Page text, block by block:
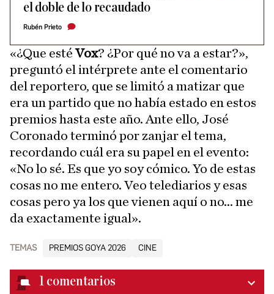
el doble de lo recaudado
Rubén Prieto
«¿Que estéVox? ¿Por qué no va a estar?»,
preguntó el intérprete ante el comentario
del reportero, que se limitó a matizar que
era un partido que no había estado en estos
premios hasta este año. Ante ello, José
Coronado terminó por zanjar el tema,
recordando cuál era su papel en el evento:
«No lo sé. Es que yo soy cómico. Yo de estas
cosas no me entero. Veo telediarios y esas
cosas pero ya los que vienen aquí o no... me
da exactamente igual».
TEMAS PREMIOS GOYA 2026 CINE
1 comentarios